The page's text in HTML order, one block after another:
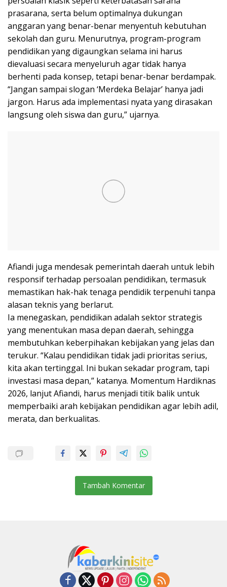
prasarana, serta belum optimalnya dukungan
anggaran yang benar-benar menyentuh kebutuhan
sekolah dan guru. Menurutnya, program-program
pendidikan yang digaungkan selama ini harus
dievaluasi secara menyeluruh agar tidak hanya
berhenti pada konsep, tetapi benar-benar berdampak.
“Jangan sampai slogan ‘Merdeka Belajar’ hanya jadi
jargon. Harus ada implementasi nyata yang dirasakan
langsung oleh siswa dan guru,” ujarnya.
Afiandi juga mendesak pemerintah daerah untuk lebih
responsif terhadap persoalan pendidikan, termasuk
memastikan hak-hak tenaga pendidik terpenuhi tanpa
alasan teknis yang berlarut.
Ia menegaskan, pendidikan adalah sektor strategis
yang menentukan masa depan daerah, sehingga
membutuhkan keberpihakan kebijakan yang jelas dan
terukur. “Kalau pendidikan tidak jadi prioritas serius,
kita akan tertinggal. Ini bukan sekadar program, tapi
investasi masa depan,” katanya. Momentum Hardiknas
2026, lanjut Afiandi, harus menjadi titik balik untuk
memperbaiki arah kebijakan pendidikan agar lebih adil,
merata, dan berkualitas.
Tambah Komentar